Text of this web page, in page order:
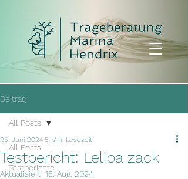
Beitrag
All Posts
Testberichte
All Posts
Testbericht: Leliba zack
25. Juni 20245 Min. Lesezeit
Aktualisiert: 16. Aug. 2024